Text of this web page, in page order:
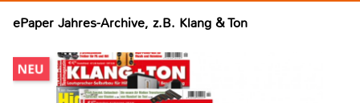
ePaper Jahres-Archive, z.B. Klang & Ton